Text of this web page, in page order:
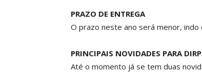
PRAZO DE ENTREGA
O prazo neste ano será menor,
PRINCIPAIS NOVIDADES PARA
Até o momento já se tem duas